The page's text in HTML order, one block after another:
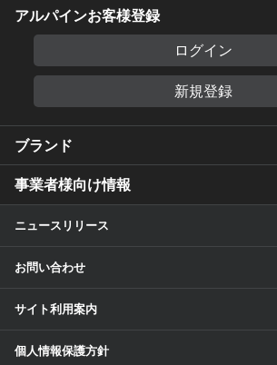
アルパインお客様登録
ログイン
新規登録
ブランド
事業者様向け情報
ニュースリリース
お問い合わせ
サイト利用案内
個人情報保護方針